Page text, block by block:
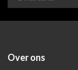
Over ons